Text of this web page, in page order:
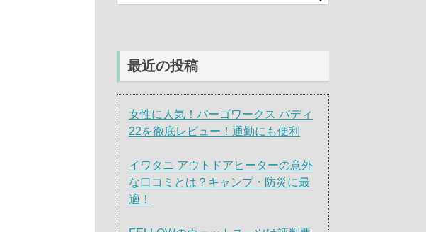
最近の投稿
女性に人気！パーゴワークス バディ
22を徹底レビュー！通勤にも便利
イワタニ アウトドアヒーターの意外
な口コミとは？キャンプ・防災に最
適！